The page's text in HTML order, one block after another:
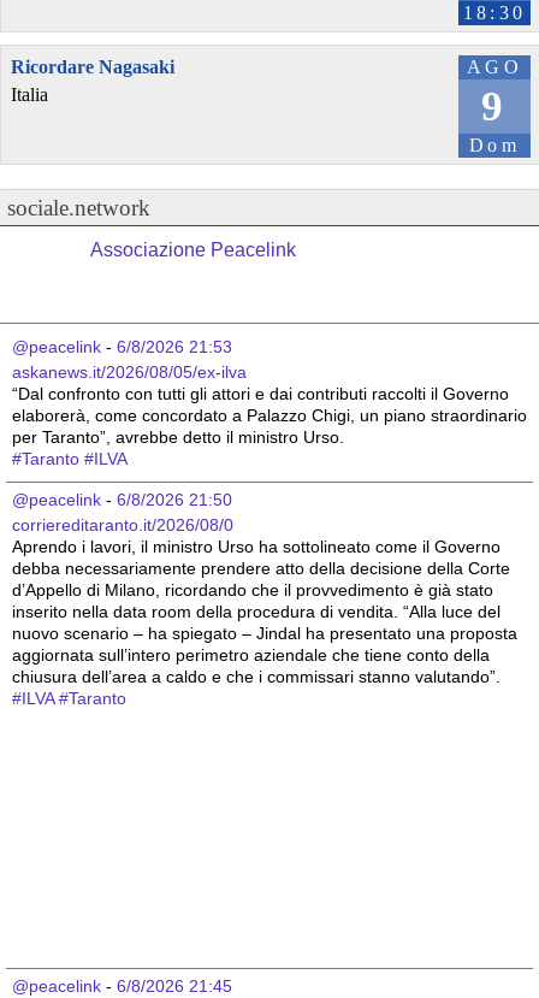
18:30
AGO
9
Dom
Ricordare Nagasaki
Italia
sociale.network
Associazione Peacelink
@peacelink - 6/8/2026 21:53
askanews.it/2026/08/05/ex-ilva
“Dal confronto con tutti gli attori e dai contributi raccolti il Governo
elaborerà, come concordato a Palazzo Chigi, un piano straordinario
per Taranto”, avrebbe detto il ministro Urso.
#Taranto #ILVA
@peacelink - 6/8/2026 21:50
corriereditaranto.it/2026/08/0
Aprendo i lavori, il ministro Urso ha sottolineato come il Governo
debba necessariamente prendere atto della decisione della Corte
d’Appello di Milano, ricordando che il provvedimento è già stato
inserito nella data room della procedura di vendita. “Alla luce del
nuovo scenario – ha spiegato – Jindal ha presentato una proposta
aggiornata sull’intero perimetro aziendale che tiene conto della
chiusura dell’area a caldo e che i commissari stanno valutando”.
#ILVA #Taranto
@peacelink - 6/8/2026 21:45